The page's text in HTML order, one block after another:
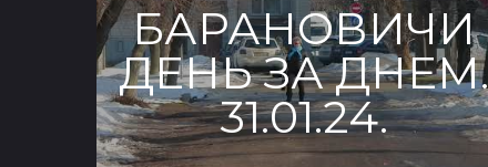
БАРАНОВИЧИ
ДЕНЬ ЗА ДНЕМ.
31.01.24.